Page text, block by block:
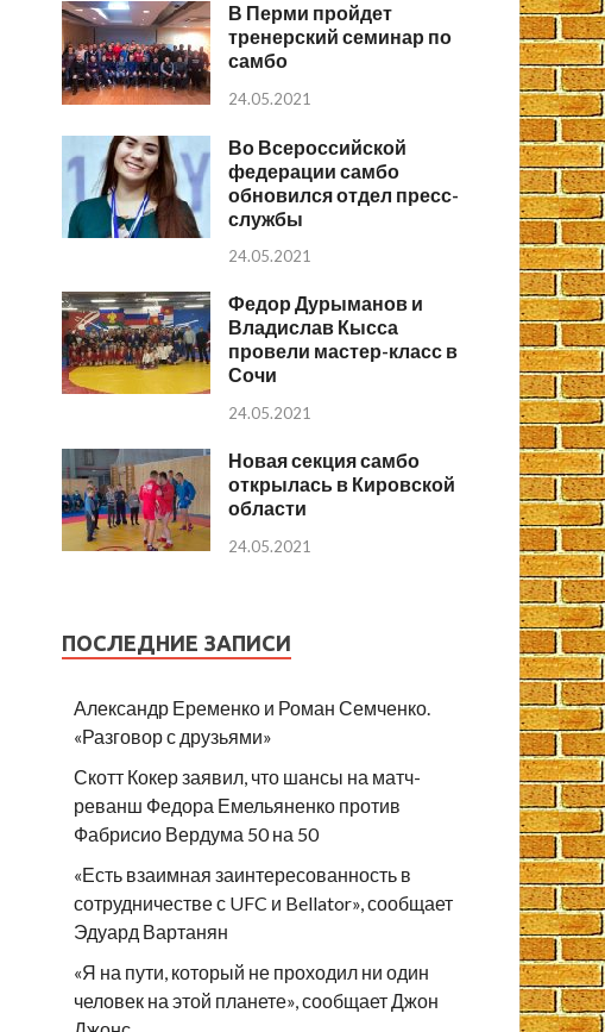
В Перми пройдет
тренерский семинар по
самбо
24.05.2021
Во Всероссийской
федерации самбо
обновился отдел пресс-
службы
24.05.2021
Федор Дурыманов и
Владислав Кысса
провели мастер-класс в
Сочи
24.05.2021
Новая секция самбо
открылась в Кировской
области
24.05.2021
ПОСЛЕДНИЕ ЗАПИСИ
Александр Еременко и Роман Семченко.
«Разговор с друзьями»
Скотт Кокер заявил, что шансы на матч-
реванш Федора Емельяненко против
Фабрисио Вердума 50 на 50
«Есть взаимная заинтересованность в
сотрудничестве с UFC и Bellator», сообщает
Эдуард Вартанян
«Я на пути, который не проходил ни один
человек на этой планете», сообщает Джон